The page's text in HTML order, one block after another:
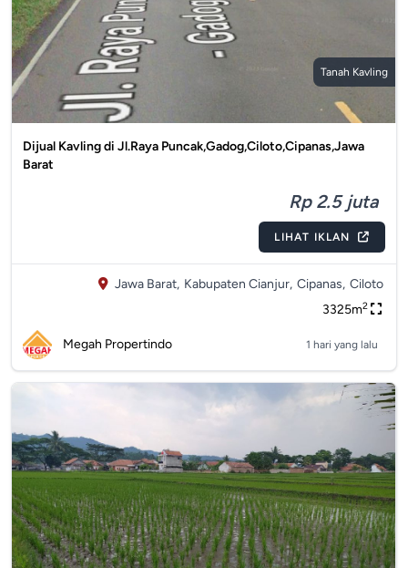
Tanah Kavling
Dijual Kavling di Jl.Raya Puncak,Gadog,Ciloto,Cipanas,Jawa
Barat
Rp 2.5 juta
LIHAT IKLAN
Jawa Barat, Kabupaten Cianjur, Cipanas, Ciloto
3325m2
Megah Propertindo 1 hari yang lalu